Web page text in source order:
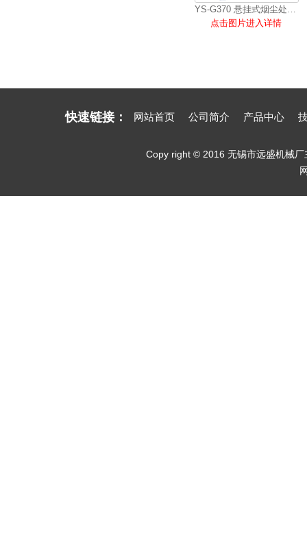
YS-G370 悬挂式烟尘处理机
点击图片进入详情
快速链接： 网站首页 公司简介 产品中心
Copy right © 2016 无锡市远盛机械